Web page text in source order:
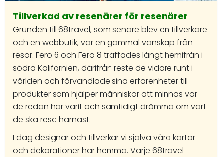
Tillverkad av resenärer för resenärer
Grunden till 68travel, som senare blev en tillverkare
och en webbutik, var en gammal vänskap från
resor. Fero 6 och Fero 8 träffades långt hemifrån i
södra Kalifornien, därifrån reste de vidare runt i
världen och förvandlade sina erfarenheter till
produkter som hjälper människor att minnas var
de redan har varit och samtidigt drömma om vart
de ska resa härnäst.
I dag designar och tillverkar vi själva våra kartor
och dekorationer här hemma. Varje 68travel-